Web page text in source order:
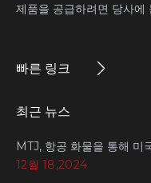
제품을 공급하려면 당사에
빠른 링크
최근 뉴스
MTJ, 항공 화물을 통해 미
12월 18,2024